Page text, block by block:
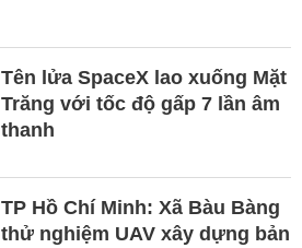
Tên lửa SpaceX lao xuống Mặt
Trăng với tốc độ gấp 7 lần âm
thanh
TP Hồ Chí Minh: Xã Bàu Bàng
thử nghiệm UAV xây dựng bản